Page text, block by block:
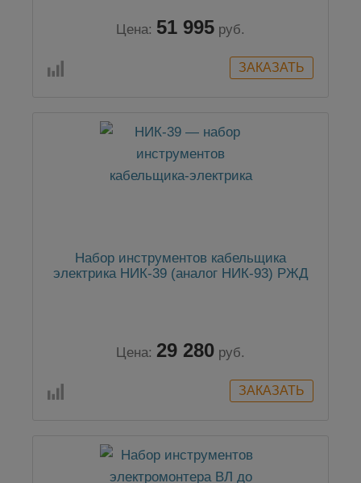
Цена: 51 995 руб.
Набор инструментов кабельщика
электрика НИК-39 (аналог НИК-93) РЖД
Цена: 29 280 руб.